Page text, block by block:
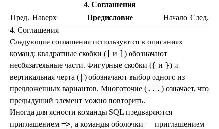
4. Соглашения
Пред. Наверх Предисловие Начало След.
4. Соглашения
Следующие соглашения используются в описаниях
команд: квадратные скобки ([ и ] ) обозначают
необязательные части. Фигурные скобки ({ и }) и
вертикальная черта ( | ) обозначают выбор одного из
предложенных вариантов. Многоточие (... ) означает, что
предыдущий элемент можно повторить.
Иногда для ясности команды SQL предваряются
приглашением =>, а команды оболочки — приглашением